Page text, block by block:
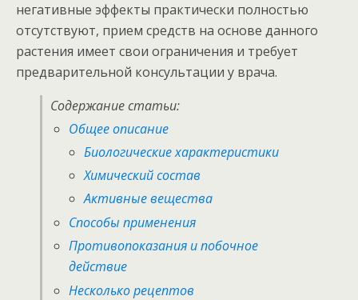
негативные эффекты практически полностью
отсутствуют, прием средств на основе данного
растения имеет свои ограничения и требует
предварительной консультации у врача.
Содержание статьи:
Общее описание
Биологические характеристики
Химический состав
Активные вещества
Способы применения
Противопоказания и побочное
действие
Несколько рецептов